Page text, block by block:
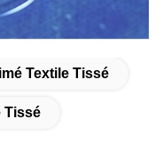
Textile Tissé
Tissé